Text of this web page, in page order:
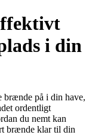
i din
brænde på i din have,
ordentligt
du nemt kan
brænde klar til din